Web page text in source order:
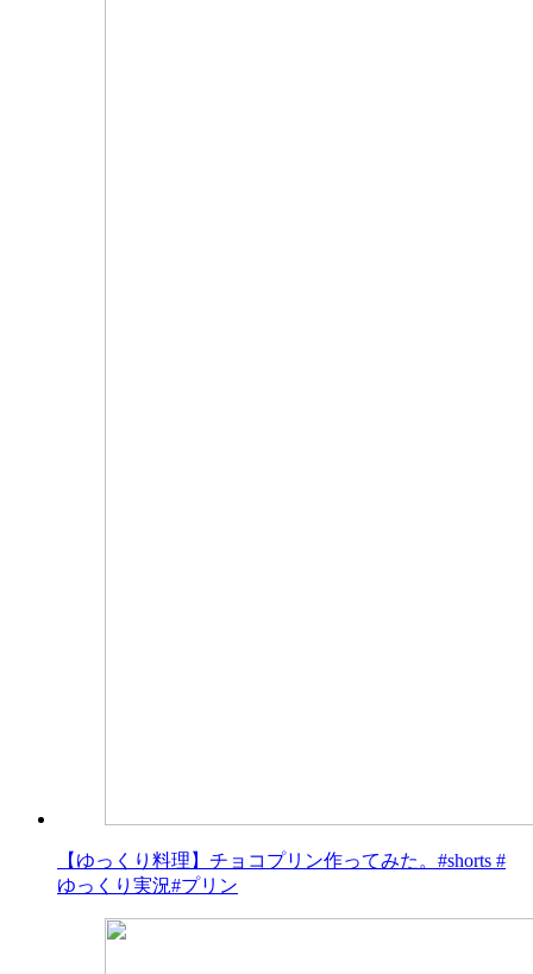
【ゆっくり料理】チョコプリン作ってみた。#shorts #
ゆっくり実況#プリン